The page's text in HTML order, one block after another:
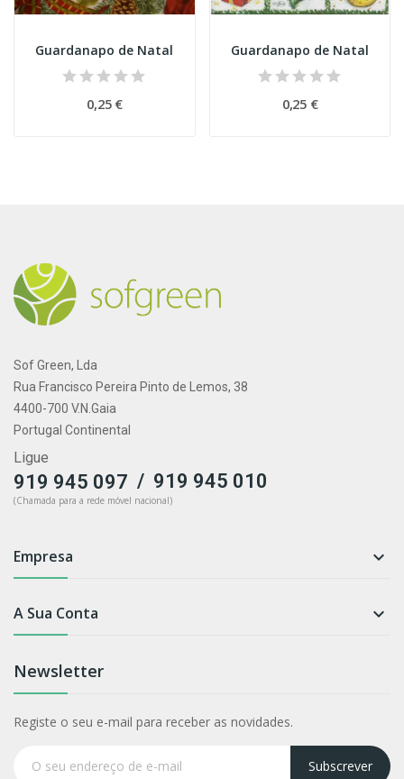
Guardanapo de Natal
0,25 €
Guardanapo de Natal
0,25 €
Sof Green, Lda
Rua Francisco Pereira Pinto de Lemos, 38
4400-700 V.N.Gaia
Portugal Continental
Ligue
919 945 097 / 919 945 010
(Chamada para a rede móvel nacional)
Empresa 
A Sua Conta 
Newsletter
Registe o seu e-mail para receber as novidades.
Subscrever